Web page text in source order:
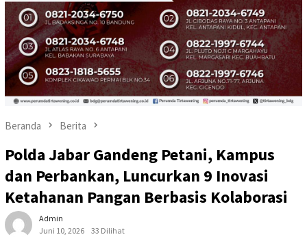
Beranda Berita
Polda Jabar Gandeng Petani, Kampus
dan Perbankan, Luncurkan 9 Inovasi
Ketahanan Pangan Berbasis Kolaborasi
Admin
Juni 10, 2026
33 Dilihat